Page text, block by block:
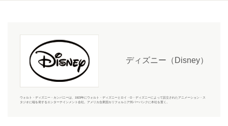
ディズニー（Disney）
ウォルト・ディズニー・カンパニーは、1923年にウォルト・ディズニーとロイ・O・ディズニーによって設立されたアニメーション・ス
タジオに端を発するエンターテインメント会社。アメリカ合衆国カリフォルニア州バーバンクに本社を置く。